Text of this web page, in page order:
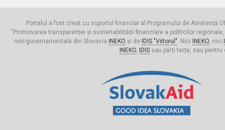
Portalul a fost creat cu suportul financiar al Programului de Asistență
"Promovarea transparenței și sustenabilității financiare a politicilor
non-guvernamentală din Slovacia
INEKO și de IDIS "Viitorul". Nici INEKO, nici
INEKO, IDISsau părți terțe, sau pentru